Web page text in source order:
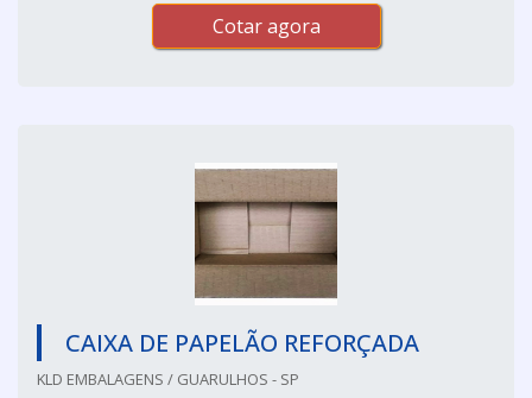
Cotar agora
CAIXA DE PAPELÃO REFORÇADA
KLD EMBALAGENS / GUARULHOS - SP